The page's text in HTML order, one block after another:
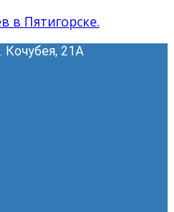
Пятигорске.
Кочубея, 21А